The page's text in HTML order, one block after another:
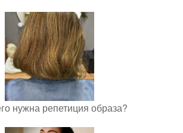
нужна репетиция образа?